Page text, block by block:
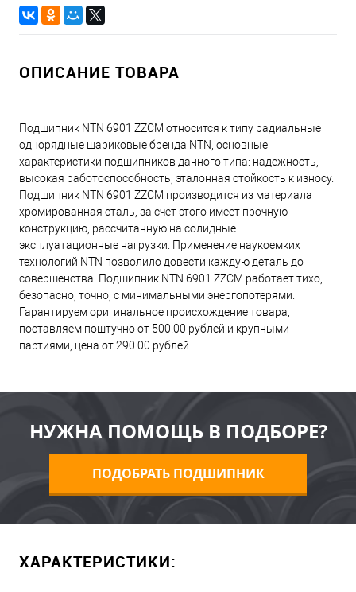
ОПИСАНИЕ ТОВАРА
Подшипник NTN 6901 ZZCM относится к типу радиальные
однорядные шариковые бренда NTN, основные
характеристики подшипников данного типа: надежность,
высокая работоспособность, эталонная стойкость к износу.
Подшипник NTN 6901 ZZCM производится из материала
хромированная сталь, за счет этого имеет прочную
конструкцию, рассчитанную на солидные
эксплуатационные нагрузки. Применение наукоемких
технологий NTN позволило довести каждую деталь до
совершенства. Подшипник NTN 6901 ZZCM работает тихо,
безопасно, точно, с минимальными энергопотерями.
Гарантируем оригинальное происхождение товара,
поставляем поштучно от 500.00 рублей и крупными
партиями, цена от 290.00 рублей.
НУЖНА ПОМОЩЬ В ПОДБОРЕ?
ПОДОБРАТЬ ПОДШИПНИК
ХАРАКТЕРИСТИКИ: